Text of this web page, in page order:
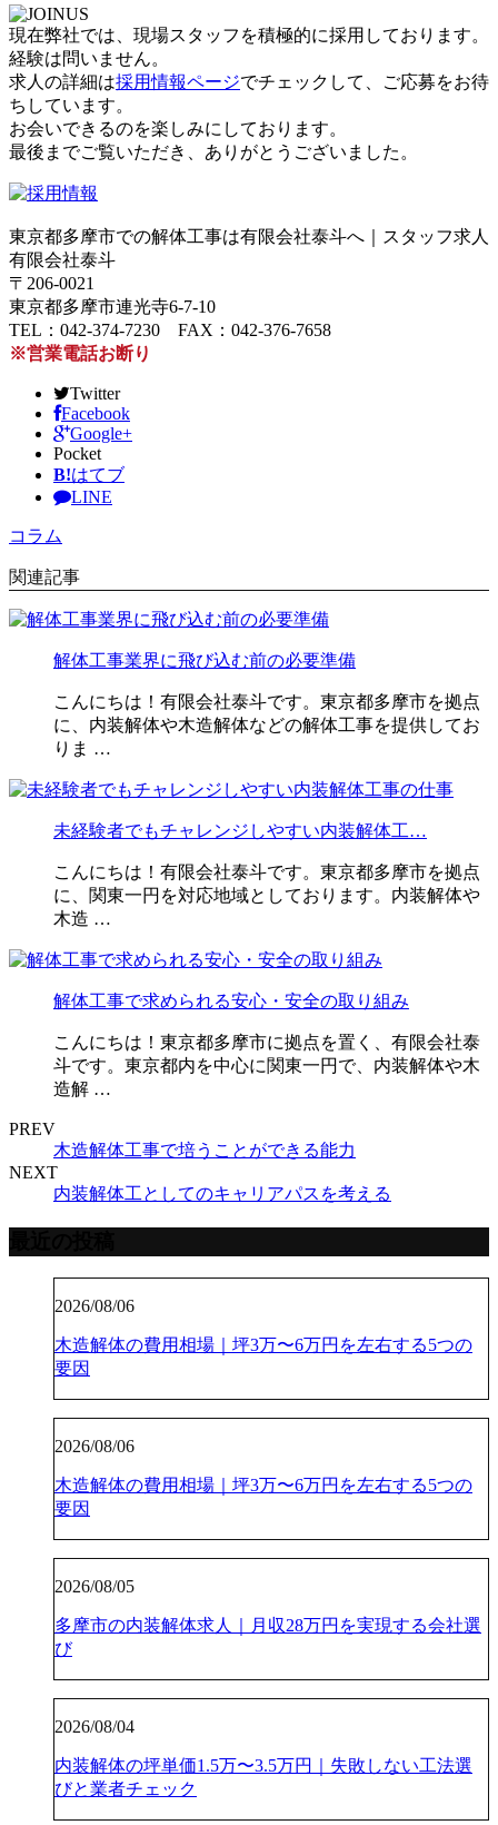
現在弊社では、現場スタッフを積極的に採用しております。
経験は問いません。
求人の詳細は採用情報ページでチェックして、ご応募をお待
ちしています。
お会いできるのを楽しみにしております。
最後までご覧いただき、ありがとうございました。
東京都多摩市での解体工事は有限会社泰斗へ｜スタッフ求人
有限会社泰斗
〒206-0021
東京都多摩市連光寺6-7-10
TEL：042-374-7230 FAX：042-376-7658
※営業電話お断り
Twitter
Facebook
Google+
Pocket
B!はてブ
LINE
コラム
関連記事
解体工事業界に飛び込む前の必要準備
こんにちは！有限会社泰斗です。東京都多摩市を拠点
に、内装解体や木造解体などの解体工事を提供してお
りま …
未経験者でもチャレンジしやすい内装解体工…
こんにちは！有限会社泰斗です。東京都多摩市を拠点
に、関東一円を対応地域としております。内装解体や
木造 …
解体工事で求められる安心・安全の取り組み
こんにちは！東京都多摩市に拠点を置く、有限会社泰
斗です。東京都内を中心に関東一円で、内装解体や木
造解 …
PREV
木造解体工事で培うことができる能力
NEXT
内装解体工としてのキャリアパスを考える
2026/08/06
木造解体の費用相場｜坪3万〜6万円を左右する5つの
要因
2026/08/06
木造解体の費用相場｜坪3万〜6万円を左右する5つの
要因
2026/08/05
多摩市の内装解体求人｜月収28万円を実現する会社選
び
2026/08/04
内装解体の坪単価1.5万〜3.5万円｜失敗しない工法選
びと業者チェック